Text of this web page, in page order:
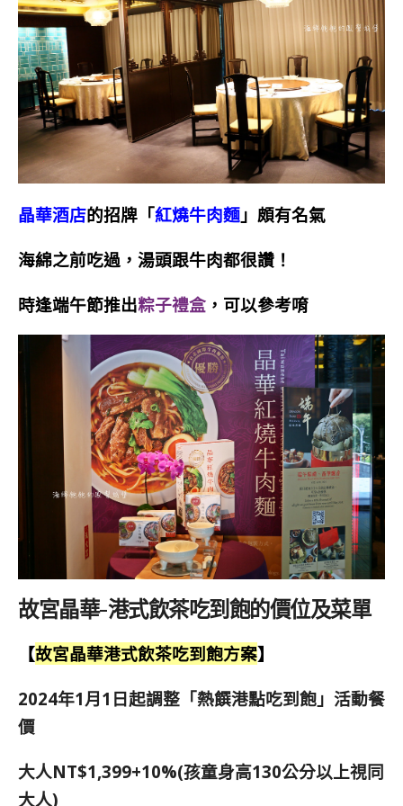
晶華酒店的招牌「紅燒牛肉麵 」頗有名氣
海綿之前吃過，湯頭跟牛肉都很讚！
時逢端午節推出粽子禮盒 ，可以參考唷
故宮晶華-港式飲茶吃到飽的價位及菜單
【故宮晶華港式飲茶吃到飽方案】
2024年1月1日起調整「熱饌港點吃到飽」活動餐
價
大人NT$1,399+10%(孩童身高130公分以上視同
大人)